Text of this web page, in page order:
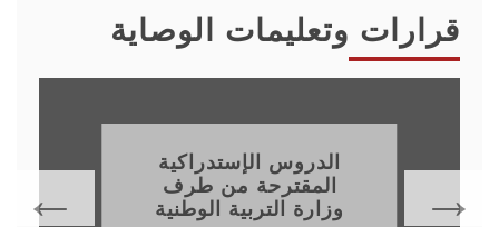
قرارات وتعليمات الوصاية
الدروس الإستدراكية
المقترحة من طرف
وزارة التربية الوطنية